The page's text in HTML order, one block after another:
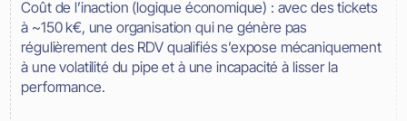
Coût de l’inaction (logique économique) : avec des tickets
à ~150 k€, une organisation qui ne génère pas
régulièrement des RDV qualifiés s’expose mécaniquement
à une volatilité du pipe et à une incapacité à lisser la
performance.